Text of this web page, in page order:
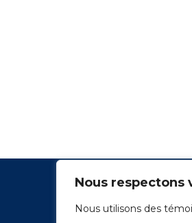
Nous respectons
Nous utilisons des